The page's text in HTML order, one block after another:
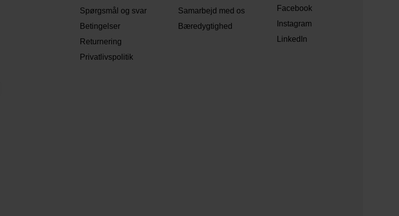
Spørgsmål og svar
Betingelser
Returnering
Privatlivspolitik
Samarbejd med os
Bæredygtighed
Facebook
Instagram
LinkedIn